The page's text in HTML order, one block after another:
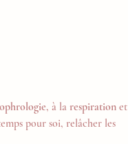
, à la respiration et
pour soi, relâcher les